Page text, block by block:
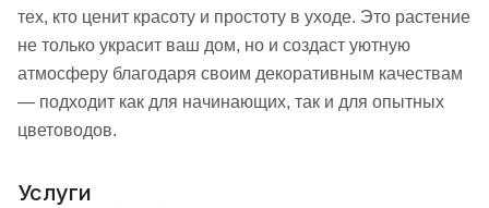
тех, кто ценит красоту и простоту в уходе. Это растение
не только украсит ваш дом, но и создаст уютную
атмосферу благодаря своим декоративным качествам
— подходит как для начинающих, так и для опытных
цветоводов.
Услуги